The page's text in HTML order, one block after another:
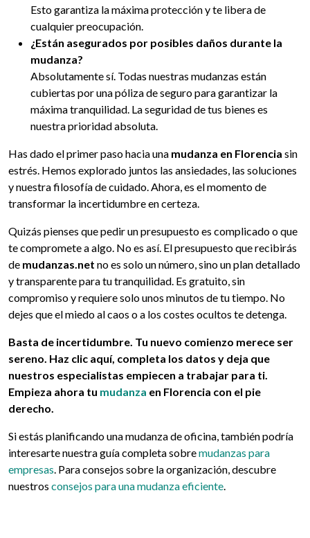
Esto garantiza la máxima protección y te libera de
cualquier preocupación.
¿Están asegurados por posibles daños durante la
mudanza?
Absolutamente sí. Todas nuestras mudanzas están
cubiertas por una póliza de seguro para garantizar la
máxima tranquilidad. La seguridad de tus bienes es
nuestra prioridad absoluta.
Has dado el primer paso hacia una mudanza en Florencia sin
estrés. Hemos explorado juntos las ansiedades, las soluciones
y nuestra filosofía de cuidado. Ahora, es el momento de
transformar la incertidumbre en certeza.
Quizás pienses que pedir un presupuesto es complicado o que
te compromete a algo. No es así. El presupuesto que recibirás
de mudanzas.net no es solo un número, sino un plan detallado
y transparente para tu tranquilidad. Es gratuito, sin
compromiso y requiere solo unos minutos de tu tiempo. No
dejes que el miedo al caos o a los costes ocultos te detenga.
Basta de incertidumbre. Tu nuevo comienzo merece ser
sereno. Haz clic aquí, completa los datos y deja que
nuestros especialistas empiecen a trabajar para ti.
Empieza ahora tu mudanza en Florencia con el pie
derecho.
Si estás planificando una mudanza de oficina, también podría
interesarte nuestra guía completa sobremudanzas para
empresas . Para consejos sobre la organización, descubre
nuestros consejos para una mudanza eficiente